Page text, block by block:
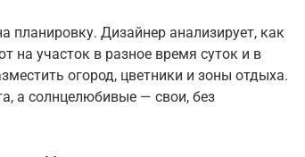
Дизайнер анализирует, как
на участок в разное время суток и в
огород, цветники и зоны отдыха.
а солнцелюбивые — свои, без